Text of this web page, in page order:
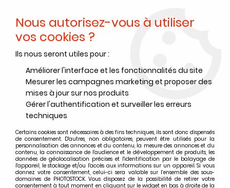
Accueil>Films noir et blanc
Pellicule argentique noir et
blanc
Parcourez toute la gamme de pellicules
argentique noir et Blanc disponible chez
Photostock, avec les plus grandes marques
Foma ,Kodak,Ilford,Agfa,Kentmere,Cinestill...
Nous autorisez-vous à utiliser
vos cookies ?
Ils nous seront utiles pour :
Améliorer l'interface et les fonctionnalités du site
Mesurer les campagnes marketing et proposer des
mises à jour sur nos produits
Gérer l'authentification et surveiller les erreurs
techniques
Certains cookies sont nécessaires à des fins techniques, ils sont donc dispensés
de consentement. D'autres, non obligatoires, peuvent être utilisés pour la
personnalisation des annonces et du contenu, la mesure des annonces et du
contenu, la connaissance de l'audience et le développement de produits, les
données de géolocalisation précises et l'identification par le balayage de
l'appareil, le stockage et/ou l'accès aux informations sur un appareil. Si vous
donnez votre consentement, celui-ci sera valable sur l’ensemble des sous-
domaines de PHOTOSTOCK. Vous disposez de la possibilité de retirer votre
consentement à tout moment en cliquant sur le widget en bas à droite de la